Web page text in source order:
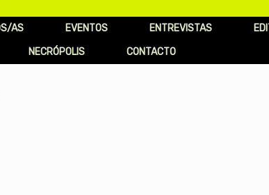
AS EVENTOS ENTREVISTAS
NECRÓPOLIS
CONTACTO